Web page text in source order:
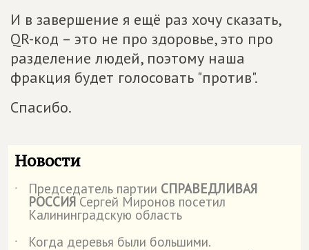
И в завершение я ещё раз хочу сказать,
QR-код – это не про здоровье, это про
разделение людей, поэтому наша
фракция будет голосовать "против".
Спасибо.
Новости
˙ Председатель партии СПРАВЕДЛИВАЯ
РОССИЯ Сергей Миронов посетил
Калининградскую область
˙
Когда деревья были большими.